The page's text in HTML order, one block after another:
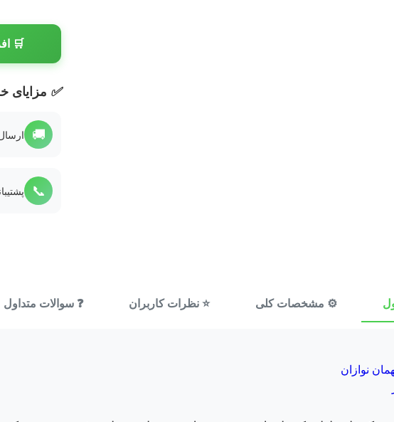
🛒
✅ مزایای
🚚
📞 پشتیبانی
⚙️ مشخصات کلی ⭐ نظرات کاربران ❓ سوالات متداول
نوازان